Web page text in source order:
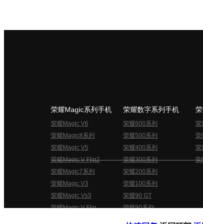
荣耀Magic系列手机
荣耀Magic V6
荣耀Magic8系列
荣耀Magic V5
荣耀Magic V Flip2
荣耀Magic7系列
荣耀Magic V3
荣耀Magic Vs3
荣耀Magic V Flip
荣耀数字系列手机
荣耀600系列
荣耀500系列
荣耀400系列
荣耀300系列
荣耀200系列
荣耀100系列
荣耀90 GT
荣耀90系列
荣
荣
荣
荣